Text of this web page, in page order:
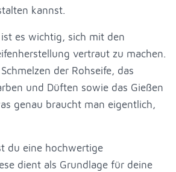
kannst.
es wichtig, sich mit den
vertraut zu machen.
der Rohseife, das
und Düften sowie das Gießen
genau braucht man eigentlich,
du eine hochwertige
dient als Grundlage für deine